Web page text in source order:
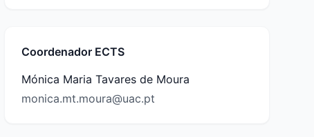
Coordenador ECTS
Mónica Maria Tavares de Moura
monica.mt.moura@uac.pt